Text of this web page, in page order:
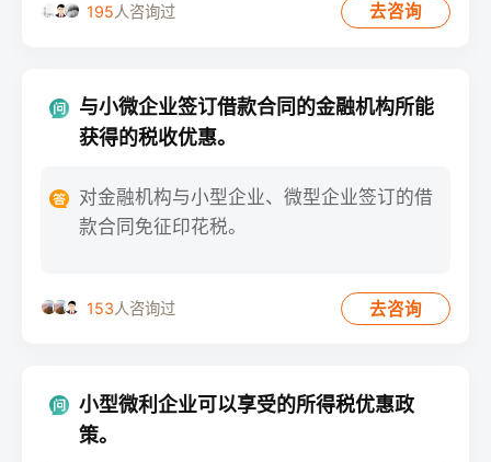
195人咨询过 去咨询
与小微企业签订借款合同的金融机构所能
获得的税收优惠。
对金融机构与小型企业、微型企业签订的借
款合同免征印花税。
153人咨询过 去咨询
小型微利企业可以享受的所得税优惠政
策。